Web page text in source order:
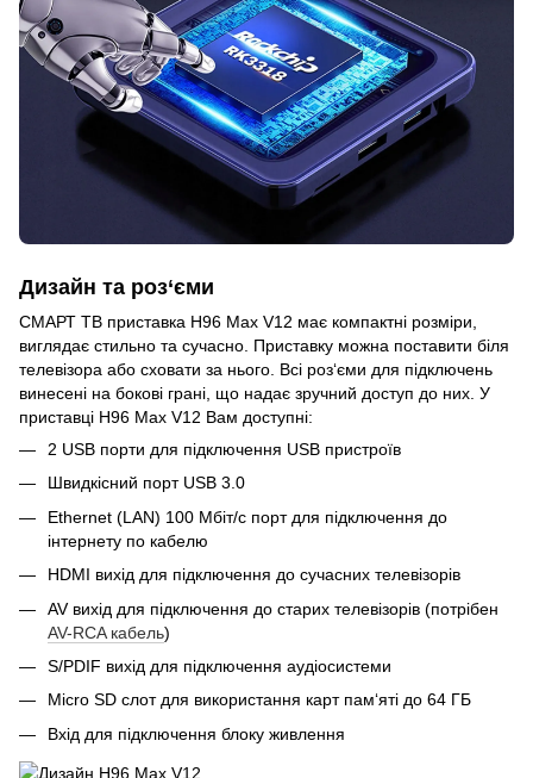
Дизайн та роз‘єми
СМАРТ ТВ приставка H96 Max V12 має компактні розміри,
виглядає стильно та сучасно. Приставку можна поставити біля
телевізора або сховати за нього. Всі роз‘єми для підключень
винесені на бокові грані, що надає зручний доступ до них. У
приставці H96 Max V12 Вам доступні:
2 USB порти для підключення USB пристроїв
Швидкісний порт USB 3.0
Ethernet (LAN) 100 Мбіт/с порт для підключення до
інтернету по кабелю
HDMI вихід для підключення до сучасних телевізорів
AV вихід для підключення до старих телевізорів (потрібен
AV-RCA кабель)
S/PDIF вихід для підключення аудіосистеми
Micro SD слот для використання карт пам‘яті до 64 ГБ
Вхід для підключення блоку живлення